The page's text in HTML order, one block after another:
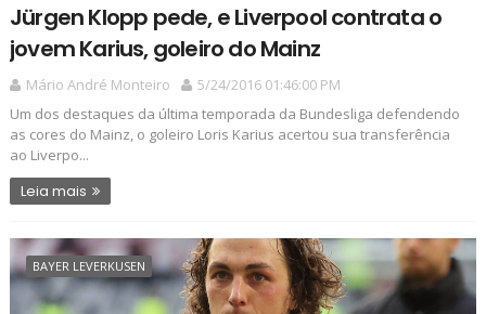
Jürgen Klopp pede, e Liverpool contrata o
jovem Karius, goleiro do Mainz
Mário André Monteiro
5/24/2016 01:46:00 PM
Um dos destaques da última temporada da Bundesliga defendendo
as cores do Mainz, o goleiro Loris Karius acertou sua transferência
ao Liverpo...
Leia mais
BAYER LEVERKUSEN